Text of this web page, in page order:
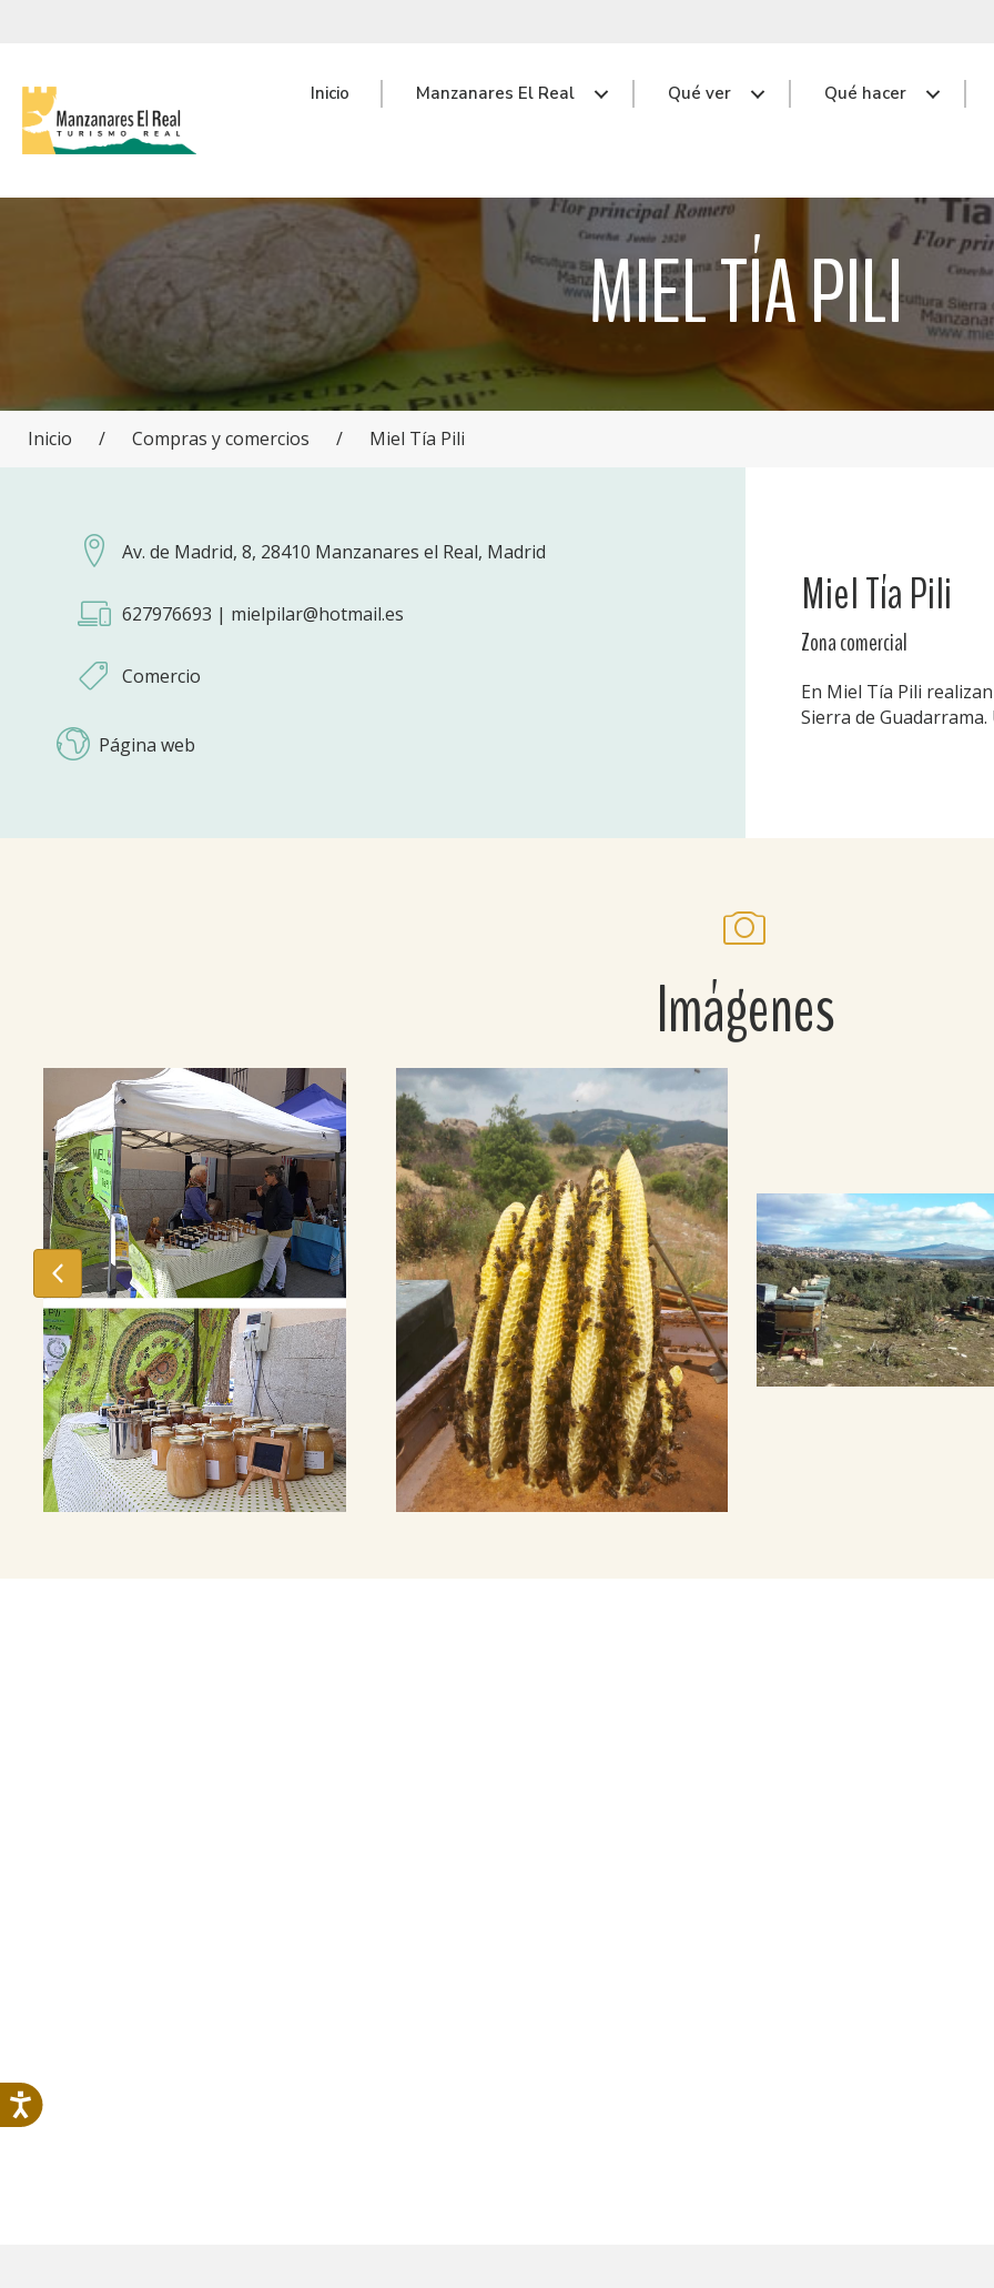
Inicio Manzanares El Real Qué ver Qué hacer
MIEL TÍA PILI
Inicio / Compras y comercios / Miel Tía Pili
Av. de Madrid, 8, 28410 Manzanares el Real, Madrid
627976693 | mielpilar@hotmail.es
Comercio
Página web
Miel Tía Pili
Zona comercial
En Miel Tía Pili
Sierra de
Imágenes